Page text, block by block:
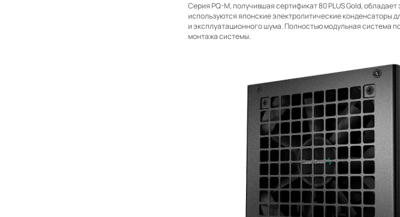
Серия PQ-M, получившая сертификат 80 PLUS Gold,
используются японские электролитические конденсаторы
и эксплуатационного шума. Полностью модульная система
монтажа системы.